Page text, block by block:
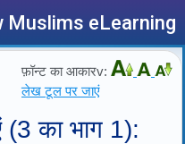
Muslims eLearning
फ़ॉन्ट का आकारv:
लेख टूल पर जाएं
(3 का भाग 1):